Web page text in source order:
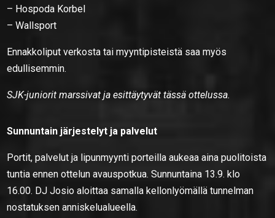
– Hospoda Korbel
– Wallsport
Ennakkoliput verkosta tai myyntipisteistä saa myös
edullisemmin.
SJK-juniorit marssivat ja esittäytyvät tässä ottelussa.
Sunnuntain järjestelyt ja palvelut
Portit, palvelut ja lipunmyynti porteilla aukeaa aina puolitoista
tuntia ennen ottelun avauspotkua. Sunnuntaina 13.9. klo
16.00. DJ Josio aloittaa samalla kellonlyömällä tunnelman
nostatuksen anniskelualueella.